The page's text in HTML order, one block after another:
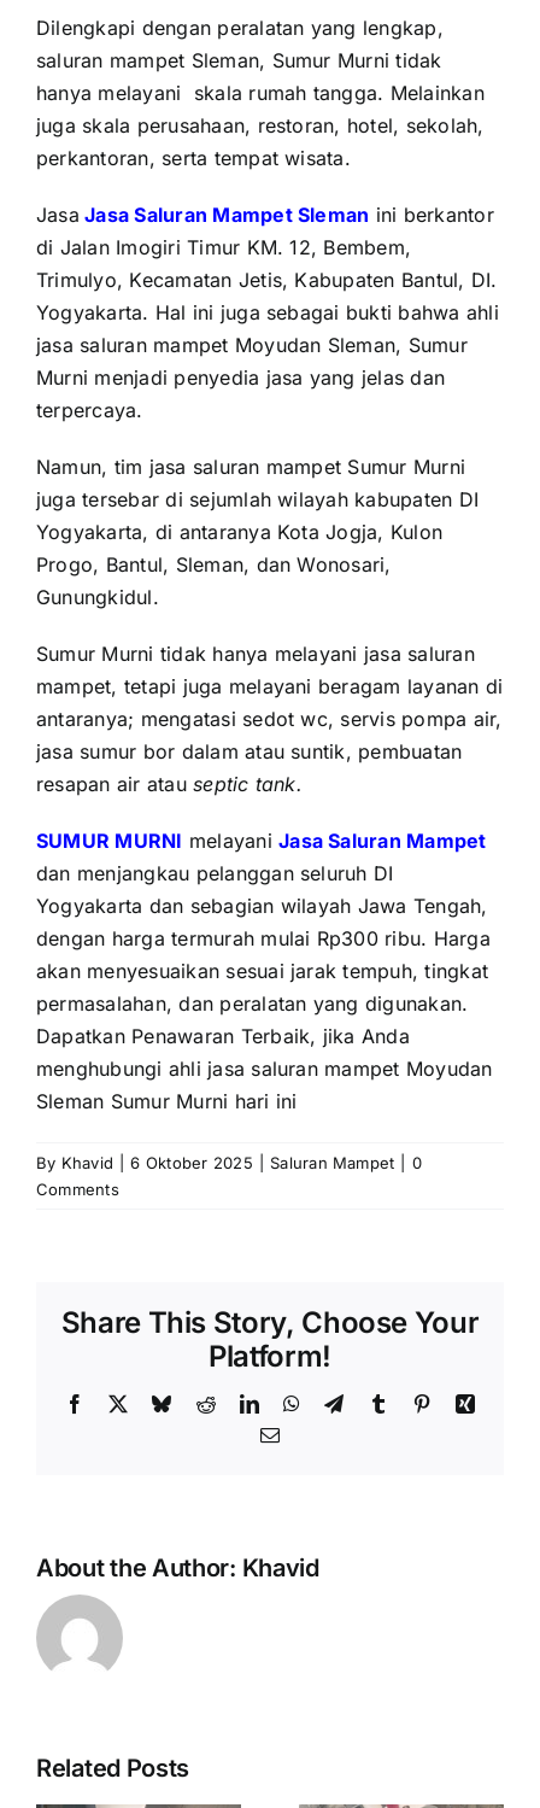
Dilengkapi dengan peralatan yang lengkap,
saluran mampet Sleman, Sumur Murni tidak
hanya melayani
skala rumah tangga. Melainkan
juga skala perusahaan, restoran, hotel, sekolah,
perkantoran, serta tempat wisata.
Jasa Jasa Saluran Mampet Sleman ini berkantor
di Jalan Imogiri Timur KM. 12, Bembem,
Trimulyo, Kecamatan Jetis, Kabupaten Bantul, DI.
Yogyakarta. Hal ini juga sebagai bukti bahwa ahli
jasa saluran mampet Moyudan Sleman, Sumur
Murni menjadi penyedia jasa yang jelas dan
terpercaya.
Namun, tim jasa saluran mampet Sumur Murni
juga tersebar di sejumlah wilayah kabupaten DI
Yogyakarta, di antaranya Kota Jogja, Kulon
Progo, Bantul, Sleman, dan Wonosari,
Gunungkidul.
Sumur Murni tidak hanya melayani jasa saluran
mampet, tetapi juga melayani beragam layanan di
antaranya; mengatasi sedot wc, servis pompa air,
jasa sumur bor dalam atau suntik, pembuatan
resapan air atauseptic tank.
SUMUR MURNI melayaniJasa Saluran Mampet
dan menjangkau pelanggan seluruh DI
Yogyakarta dan sebagian wilayah Jawa Tengah,
dengan harga termurah mulai Rp300 ribu. Harga
akan menyesuaikan sesuai jarak tempuh, tingkat
permasalahan, dan peralatan yang digunakan.
Dapatkan Penawaran Terbaik, jika Anda
menghubungi ahli jasa saluran mampet Moyudan
Sleman Sumur Murni hari ini
By Khavid 6 Oktober 2025 Saluran Mampet
0
Comments
Share This Story, Choose Your
Platform!
Facebook BlueskyRedditLinkedInWhatsApp
TelegramTumblr PinterestXing
Email
About the Author: Khavid
Related Posts